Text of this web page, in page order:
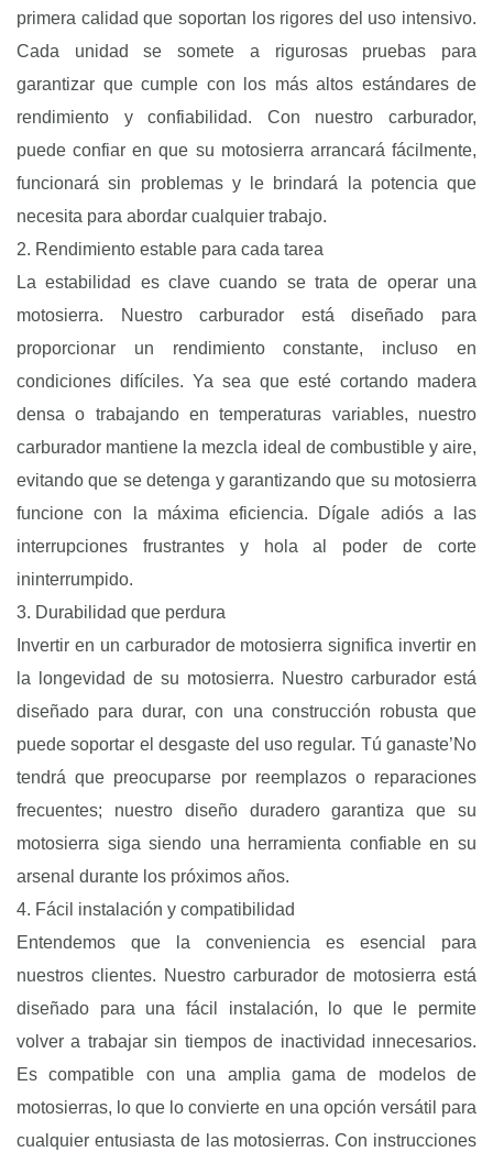
primera calidad que soportan los rigores del uso intensivo.
Cada unidad se somete a rigurosas pruebas para
garantizar que cumple con los más altos estándares de
rendimiento y confiabilidad. Con nuestro carburador,
puede confiar en que su motosierra arrancará fácilmente,
funcionará sin problemas y le brindará la potencia que
necesita para abordar cualquier trabajo.
2. Rendimiento estable para cada tarea
La estabilidad es clave cuando se trata de operar una
motosierra. Nuestro carburador está diseñado para
proporcionar un rendimiento constante, incluso en
condiciones difíciles. Ya sea que esté cortando madera
densa o trabajando en temperaturas variables, nuestro
carburador mantiene la mezcla ideal de combustible y aire,
evitando que se detenga y garantizando que su motosierra
funcione con la máxima eficiencia. Dígale adiós a las
interrupciones frustrantes y hola al poder de corte
ininterrumpido.
3. Durabilidad que perdura
Invertir en un carburador de motosierra significa invertir en
la longevidad de su motosierra. Nuestro carburador está
diseñado para durar, con una construcción robusta que
puede soportar el desgaste del uso regular. Tú ganaste’No
tendrá que preocuparse por reemplazos o reparaciones
frecuentes; nuestro diseño duradero garantiza que su
motosierra siga siendo una herramienta confiable en su
arsenal durante los próximos años.
4. Fácil instalación y compatibilidad
Entendemos que la conveniencia es esencial para
nuestros clientes. Nuestro carburador de motosierra está
diseñado para una fácil instalación, lo que le permite
volver a trabajar sin tiempos de inactividad innecesarios.
Es compatible con una amplia gama de modelos de
motosierras, lo que lo convierte en una opción versátil para
cualquier entusiasta de las motosierras. Con instrucciones